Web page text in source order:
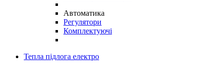
Автоматика
Регулятори
Комплектуючі
Тепла підлога електро